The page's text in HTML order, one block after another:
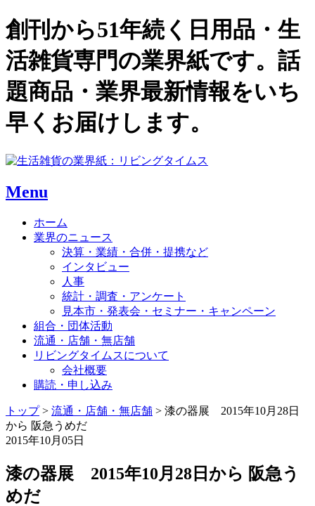
創刊から51年続く日用品・生
活雑貨専門の業界紙です。話
題商品・業界最新情報をいち
早くお届けします。
Menu
ホーム
業界のニュース
決算・業績・合併・提携など
インタビュー
人事
統計・調査・アンケート
見本市・発表会・セミナー・キャンペーン
組合・団体活動
流通・店舗・無店舗
リビングタイムスについて
会社概要
購読・申し込み
トップ> 流通・店舗・無店舗 > 漆の器展 2015年10月28日
から 阪急うめだ
2015年10月05日
漆の器展 2015年10月28日から 阪急う
めだ